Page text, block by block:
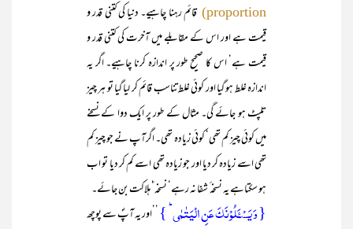
proportion)
قائم رہنا چاہیے۔ دنیا کی کتنی قدر و
قیمت ہے اور اس کے مقابلے میں آخرت کی کتنی قدر و
قیمت ہے‘ اس کا صحیح طور پر اندازہ کرنا چاہیے۔ اگر یہ
اندازہ غلط ہو گیا اور کوئی غلط تناسب قائم کر لیا گیا تو ہر چیز
تلپٹ ہو جائے گی۔ مثال کے طور پر ایک دوا کے نسخے
میں کوئی چیز کم تھی‘ کوئی زیادہ تھی۔ اگرآپ نے جو چیز کم
تھی اسے زیادہ کر دیا اور جو زیادہ تھی اسے کم کر دیا تو اب
ہو سکتاہے یہ نسخہ ٔ شفا نہ رہے‘ نسخہ‘ٔ ہلاکت بن جائے۔
{ وَ یَسۡـَٔلُوۡنَکَ عَنِ الۡیَتٰمٰی ؕ } ’’اور یہ آپؐ سے پوچھ